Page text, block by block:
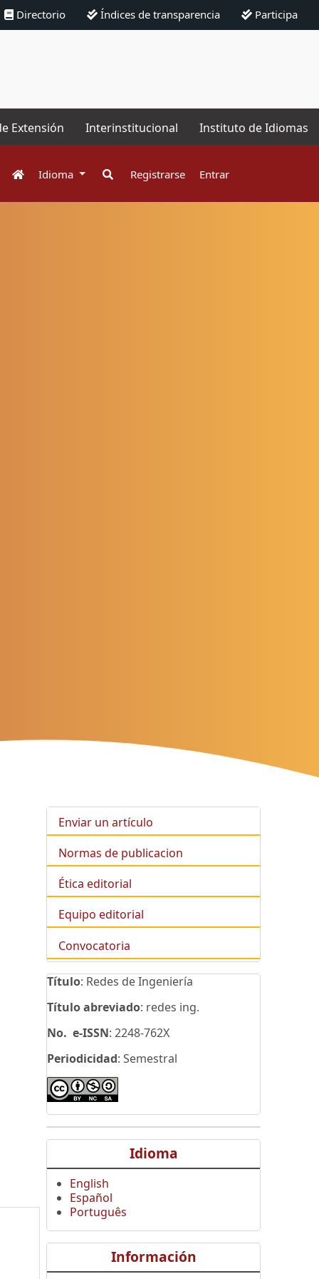
Directorio Índices de transparencia Participa
Extensión Interinstitucional Instituto de Idiomas
Idioma Registrarse Entrar
Enviar un artículo
Normas de publicacion
Ética editorial
Equipo editorial
Convocatoria
Título: Redes de Ingeniería
Título abreviado: redes ing.
No. e-ISSN: 2248-762X
Periodicidad: Semestral
Idioma
English
Español
Português
Información